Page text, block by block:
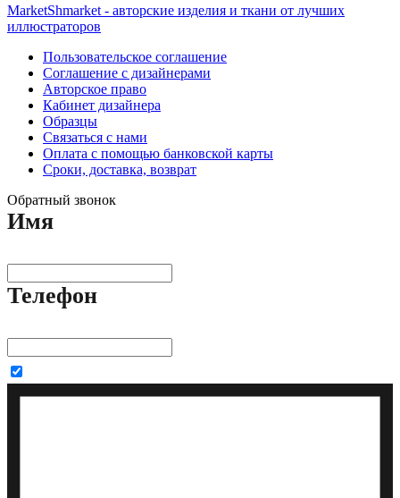
MarketShmarket - авторские изделия и ткани от лучших
иллюстраторов
Пользовательское соглашение
Соглашение с дизайнерами
Авторское право
Кабинет дизайнера
Образцы
Связаться с нами
Оплата с помощью банковской карты
Сроки, доставка, возврат
Обратный звонок
Имя
Телефон